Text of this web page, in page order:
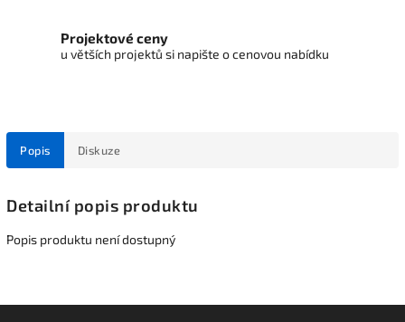
Projektové ceny
u větších projektů si napište o cenovou nabídku
Popis Diskuze
Detailní popis produktu
Popis produktu není dostupný